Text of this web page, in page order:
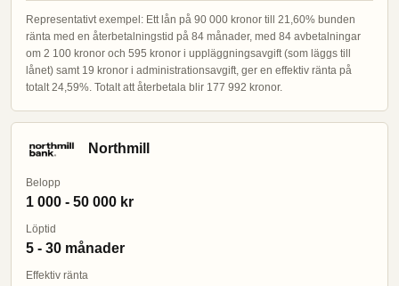
Representativt exempel: Ett lån på 90 000 kronor till 21,60% bunden
ränta med en återbetalningstid på 84 månader, med 84 avbetalningar
om 2 100 kronor och 595 kronor i uppläggningsavgift (som läggs till
lånet) samt 19 kronor i administrationsavgift, ger en effektiv ränta på
totalt 24,59%. Totalt att återbetala blir 177 992 kronor.
Northmill
Belopp
1 000 - 50 000 kr
Löptid
5 - 30 månader
Effektiv ränta